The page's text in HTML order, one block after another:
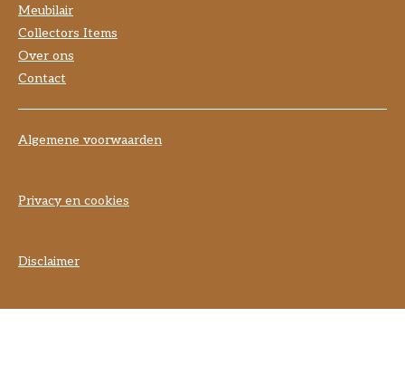
Meubilair
Collectors Items
Over ons
Contact
Algemene voorwaarden
Privacy en cookies
Disclaimer